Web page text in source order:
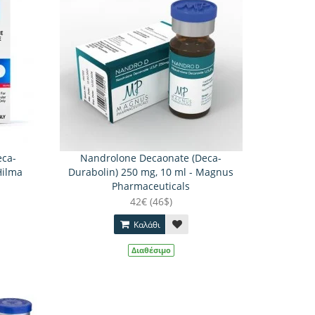
Nandrolone Decaonate (Deca-
Durabolin) 250 mg, 10 ml - Magnus
Pharmaceuticals
42€ (46$)
Καλάθι
Διαθέσιμο